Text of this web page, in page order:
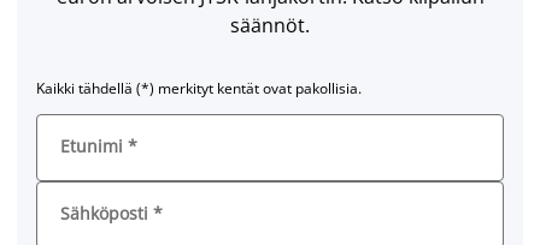
säännöt.
Kaikki tähdellä (*) merkityt kentät ovat pakollisia.
Etunimi *
Sähköposti *